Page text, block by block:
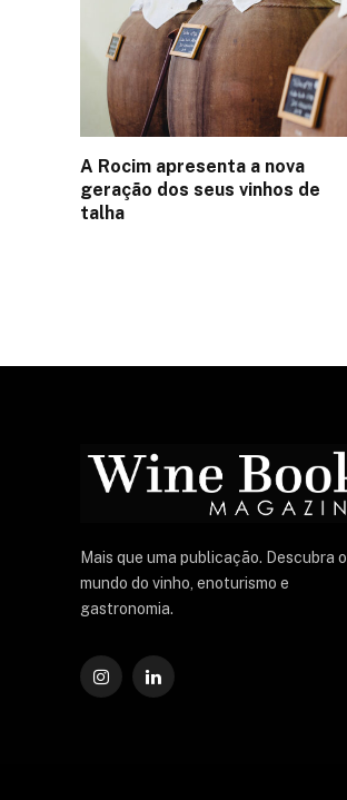
A Rocim apresenta a nova
geração dos seus vinhos de
talha
Mais que uma publicação. Descubra o
mundo do vinho, enoturismo e
gastronomia.
Instagram
O